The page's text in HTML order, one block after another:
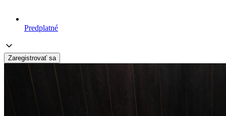
Predplatné
Zaregistrovať sa